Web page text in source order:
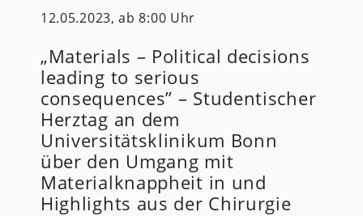
12.05.2023, ab 8:00 Uhr
„Materials – Political decisions
leading to serious
consequences” – Studentischer
Herztag an dem
Universitätsklinikum Bonn
über den Umgang mit
Materialknappheit in und
Highlights aus der Chirurgie